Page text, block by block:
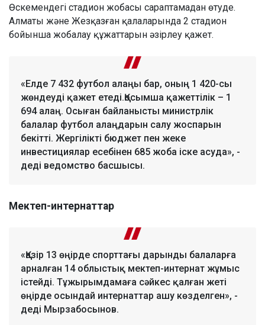
Өскемендегі стадион жобасы сараптамадан өтуде.
Алматы және Жезқазған қалаларында 2 стадион
бойынша жобалау құжаттарын әзірлеу қажет.
«Елде 7 432 футбол алаңы бар, оның 1 420-сы
жөндеуді қажет етеді.Қосымша қажеттілік – 1
694 алаң. Осыған байланысты министрлік
балалар футбол алаңдарын салу жоспарын
бекітті. Жергілікті бюджет пен жеке
инвестициялар есебінен 685 жоба іске асуда», -
деді ведомство басшысы.
Мектеп-интернаттар
«Қазір 13 өңірде спорттағы дарынды балаларға
арналған 14 облыстық мектеп-интернат жұмыс
істейді. Тұжырымдамаға сәйкес қалған жеті
өңірде осындай интернаттар ашу көзделген», -
деді Мырзабосынов.